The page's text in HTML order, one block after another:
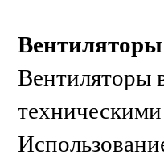
Вентиляторы